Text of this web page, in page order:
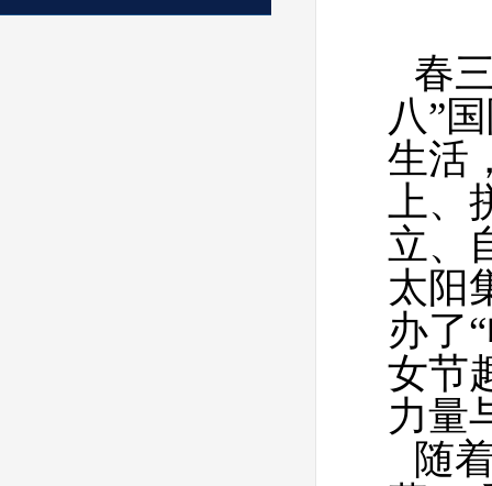
春
八”
生活
上
立、
太阳
办了
女节
力量
随